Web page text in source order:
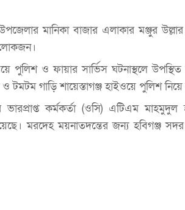
মানিকা বাজার এলাকার মঞ্জুর উল্লার
লোকজন।
পুলিশ ও ফায়ার সার্ভিস ঘটনাস্থলে উপস্থিত
টমটম গাড়ি শায়েস্তাগঞ্জ হাইওয়ে পুলিশ নিয়ে
ভারপ্রাপ্ত কর্মকর্তা (ওসি) এটিএম
মরদেহ ময়নাতদন্তের জন্য হবিগঞ্জ